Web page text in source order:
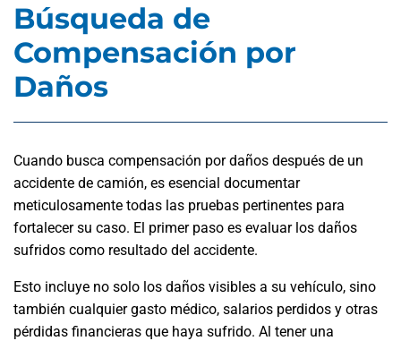
Búsqueda de
Compensación por
Daños
Cuando busca compensación por daños después de un
accidente de camión, es esencial documentar
meticulosamente todas las pruebas pertinentes para
fortalecer su caso. El primer paso es evaluar los daños
sufridos como resultado del accidente.
Esto incluye no solo los daños visibles a su vehículo, sino
también cualquier gasto médico, salarios perdidos y otras
pérdidas financieras que haya sufrido. Al tener una